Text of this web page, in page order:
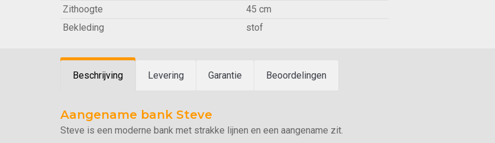
Zithoogte
45 cm
Bekleding
stof
Beschrijving Levering Garantie Beoordelingen
Aangename bank Steve
Steve is een moderne bank met strakke lijnen en een aangename zit.